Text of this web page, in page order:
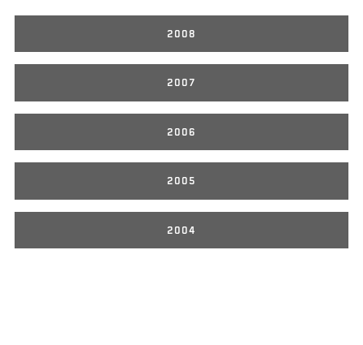
2008
2007
2006
2005
2004